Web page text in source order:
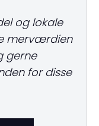
og lokale
merværdien
gerne
for disse